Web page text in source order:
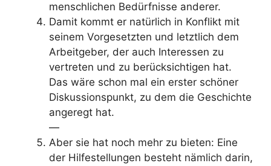
menschlichen Bedürfnisse anderer.
Damit kommt er natürlich in Konflikt mit
seinem Vorgesetzten und letztlich dem
Arbeitgeber, der auch Interessen zu
vertreten und zu berücksichtigen hat.
Das wäre schon mal ein erster schöner
Diskussionspunkt, zu dem die Geschichte
angeregt hat.
—
Aber sie hat noch mehr zu bieten: Eine
der Hilfestellungen besteht nämlich darin,